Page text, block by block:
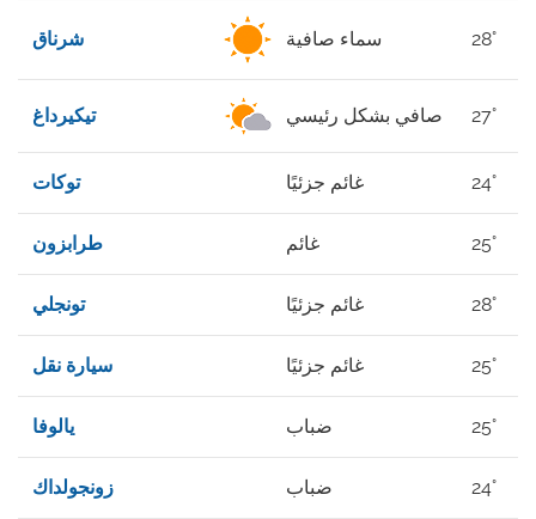
شرناق سماء صافية 28°
تيكيرداغ صافي بشكل رئيسي 27°
توكات غائم جزئيًا 24°
طرابزون غائم 25°
تونجلي غائم جزئيًا 28°
سيارة نقل غائم جزئيًا 25°
يالوفا ضباب 25°
زونجولداك ضباب 24°